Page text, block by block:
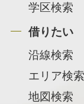
学区検索
借りたい
沿線検索
エリア検索
地図検索